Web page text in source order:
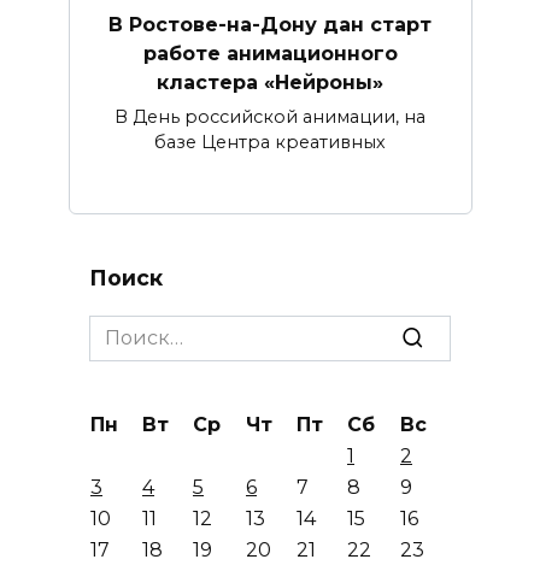
В Ростове-на-Дону дан старт
работе анимационного
кластера «Нейроны»
В День российской анимации, на
базе Центра креативных
Поиск
Search
for:
Пн Вт Ср Чт Пт Сб
Вс
1
2
3
4 5 6 7 8
9
10
11 12 13 14 15
16
17
18 19 20 21 22
23